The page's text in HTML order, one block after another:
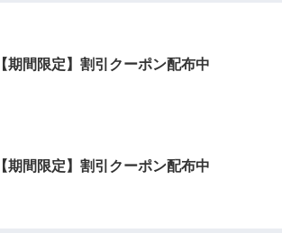
【期間限定】割引クーポン配布中
【期間限定】割引クーポン配布中